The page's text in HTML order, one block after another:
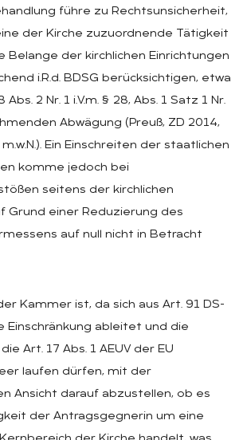
führe zu Rechtsunsicherheit,
der Kirche zuzuordnende Tätigkeit
Belange der kirchlichen Einrichtungen
i.R.d. BDSG berücksichtigen, etwa
2 Nr. 1 i.V.m. § 28, Abs. 1 Satz 1 Nr.
Abwägung (Preuß, ZD 2014,
Ein Einschreiten der staatlichen
komme jedoch bei
seitens der kirchlichen
Grund einer Reduzierung des
auf null nicht in Betracht
Kammer ist, da sich aus Art. 91 DS-
Einschränkung ableitet und die
Art. 17 Abs. 1 AEUV der EU
laufen dürfen, mit der
Ansicht darauf abzustellen, ob es
der Antragsgegnerin um eine